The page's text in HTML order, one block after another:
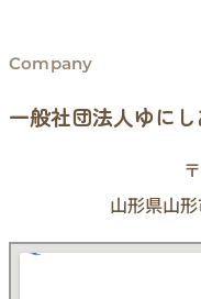
Company
一般社団法人ゆにし
山形県山